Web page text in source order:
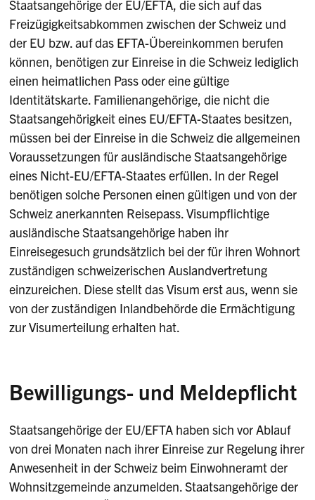
Staatsangehörige der EU/EFTA, die sich auf das
Freizügigkeitsabkommen zwischen der Schweiz und
der EU bzw. auf das EFTA-Übereinkommen berufen
können, benötigen zur Einreise in die Schweiz lediglich
einen heimatlichen Pass oder eine gültige
Identitätskarte. Familienangehörige, die nicht die
Staatsangehörigkeit eines EU/EFTA-Staates besitzen,
müssen bei der Einreise in die Schweiz die allgemeinen
Voraussetzungen für ausländische Staatsangehörige
eines Nicht-EU/EFTA-Staates erfüllen. In der Regel
benötigen solche Personen einen gültigen und von der
Schweiz anerkannten Reisepass. Visumpflichtige
ausländische Staatsangehörige haben ihr
Einreisegesuch grundsätzlich bei der für ihren Wohnort
zuständigen schweizerischen Auslandvertretung
einzureichen. Diese stellt das Visum erst aus, wenn sie
von der zuständigen Inlandbehörde die Ermächtigung
zur Visumerteilung erhalten hat.
Bewilligungs- und Meldepflicht
Staatsangehörige der EU/EFTA haben sich vor Ablauf
von drei Monaten nach ihrer Einreise zur Regelung ihrer
Anwesenheit in der Schweiz beim Einwohneramt der
Wohnsitzgemeinde anzumelden. Staatsangehörige der